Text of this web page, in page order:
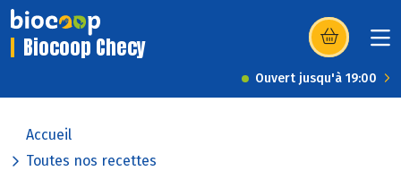
Biocoop Checy (s’ouvre dans
Ouvert jusqu'à 19:00
Accueil
Toutes nos recettes